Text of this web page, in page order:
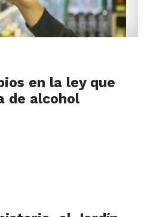
en la ley que
de alcohol